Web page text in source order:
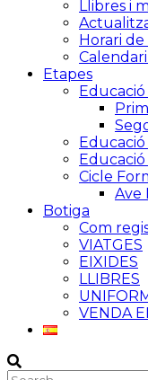
Llibres i
Horari
Etapes
Educació
Cicle
Ave
Botiga
Com
VIATGES
EIXIDES
LLIBRES
VENDA